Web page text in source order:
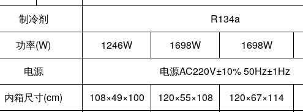
制冷剂
R134a
功率(W)
1246W 1698W 1698W
电源
电源AC220V±10% 50Hz±1Hz
内箱尺寸(cm)
108×49×100 120×55×108 120×67×114